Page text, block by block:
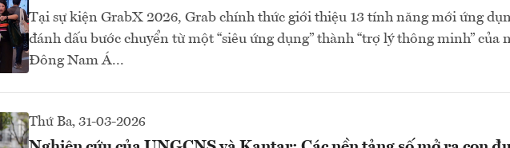
Tại sự kiện GrabX 2026, Grab chính thức giới thiệu 13 tính năng mới ứng
đánh dấu bước chuyển từ một “siêu ứng dụng” thành “trợ lý thông minh” của
Đông Nam Á...
Thứ Ba, 31-03-2026